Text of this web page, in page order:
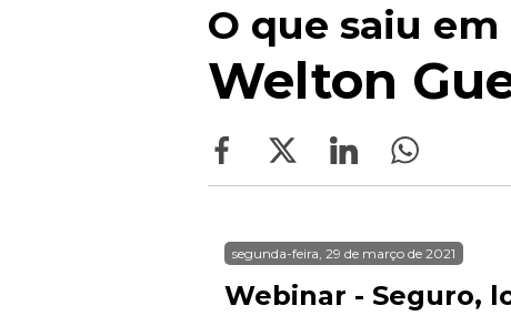
O que saiu
Welton
segunda-feira, 29 de março de 2021
Webinar - Seguro,